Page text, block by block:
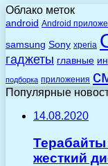
Облако меток
android Android
samsung Sony xperia
гаджеты главные
подборка приложения
Популярные
14.08.2020
жесткий